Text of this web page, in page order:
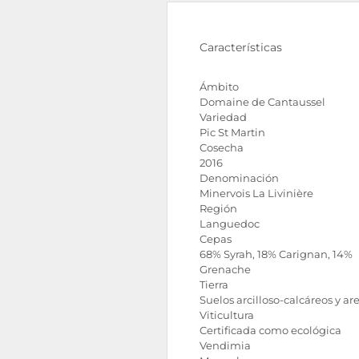
Características
Ámbito
Domaine de Cantaussel
Variedad
Pic St Martin
Cosecha
2016
Denominación
Minervois La Livinière
Región
Languedoc
Cepas
68% Syrah, 18% Carignan, 14%
Grenache
Tierra
Suelos arcilloso-calcáreos y
Viticultura
Certificada como ecológica
Vendimia